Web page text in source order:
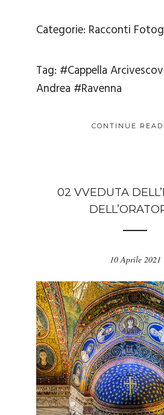
Categorie: Racconti
Tag: #Cappella
Andrea #Ravenna
CONTINUE
02 VVEDUTA
10 Aprile 2021